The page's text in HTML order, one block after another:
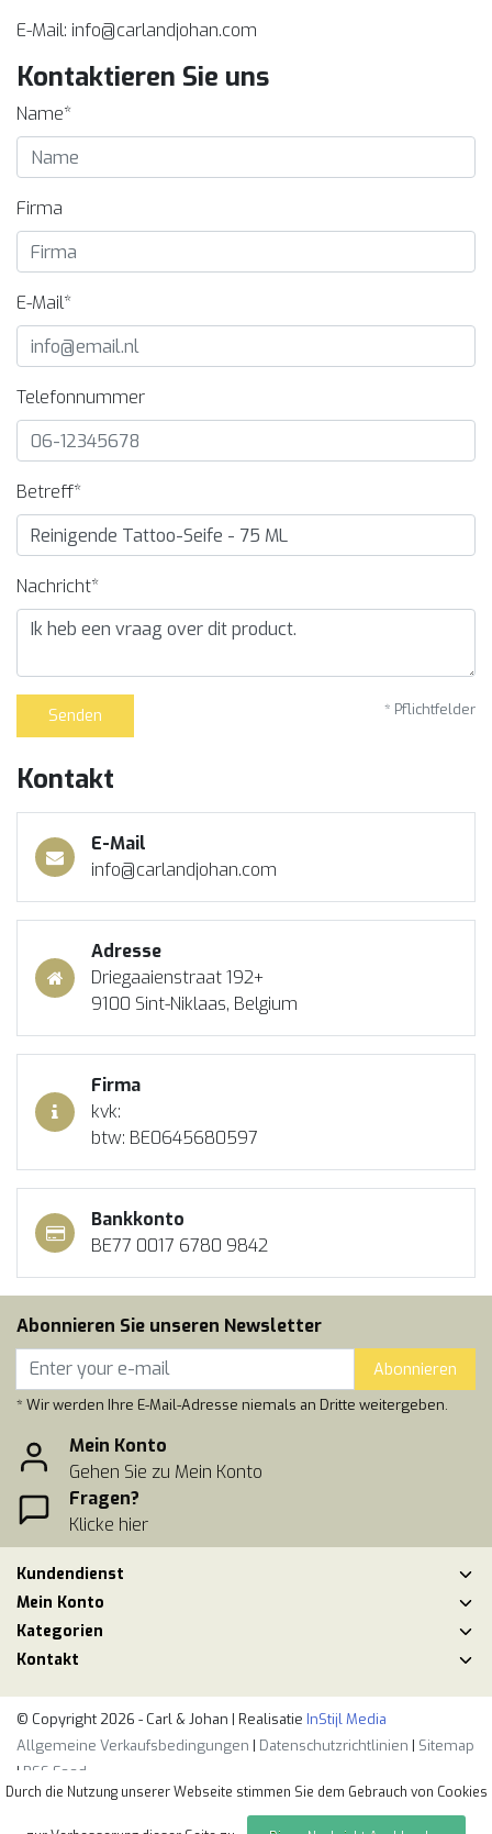
E-Mail: info@carlandjohan.com
Kontaktieren Sie uns
Name*
Firma
E-Mail*
Telefonnummer
Betreff*
Nachricht*
Senden * Pflichtfelder
Kontakt
E-Mail
info@carlandjohan.com
Adresse
Driegaaienstraat 192+
9100 Sint-Niklaas, Belgium
Firma
kvk:
btw: BE0645680597
Bankkonto
BE77 0017 6780 9842
Abonnieren Sie unseren Newsletter
Abonnieren
* Wir werden Ihre E-Mail-Adresse niemals an Dritte weitergeben.
Mein Konto
Gehen Sie zu Mein Konto
Fragen?
Klicke hier
Kundendienst
Mein Konto
Kategorien
Kontakt
© Copyright 2026 - Carl & Johan | Realisatie InStijl Media
Allgemeine Verkaufsbedingungen | Datenschutzrichtlinien | Sitemap
| RSS Feed
Durch die Nutzung unserer Webseite stimmen Sie dem Gebrauch von Cookies